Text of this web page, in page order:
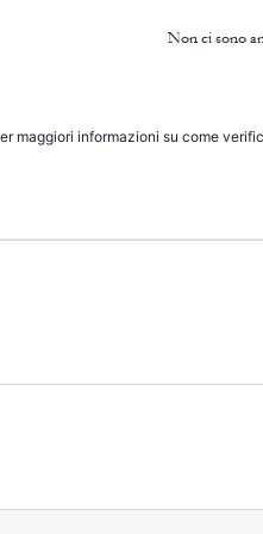
Non ci sono
maggiori informazioni su come